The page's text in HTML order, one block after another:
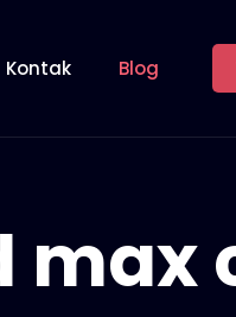
Kontak Blog
max